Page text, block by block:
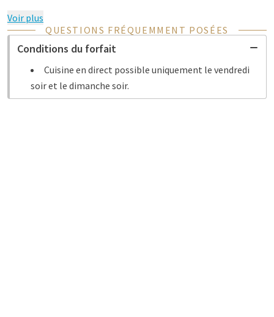
Voir plus
QUESTIONS FRÉQUEMMENT POSÉES
Conditions du forfait
Cuisine en direct possible uniquement le vendredi
soir et le dimanche soir.